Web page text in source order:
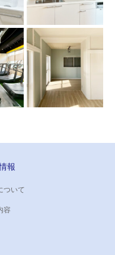
報
ついて
容